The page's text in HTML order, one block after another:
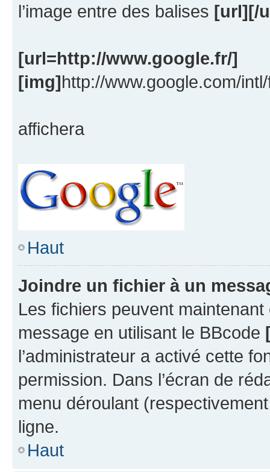
l’image entre des balises [url][/
[url=http://www.google.fr/]
[img]http://www.google.com/
affichera
Haut
Joindre un fichier à un
Les fichiers peuvent
message en utilisant le BBcode
l’administrateur a activé cette
permission. Dans l’écran de
menu déroulant
ligne.
Haut